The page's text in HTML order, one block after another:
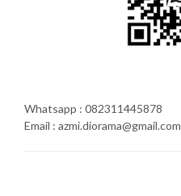
Whatsapp : 082311445878
Email : azmi.diorama@gmail.com